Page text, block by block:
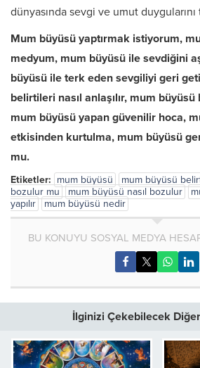
dünyasında sevgi ve umut
Mum büyüsü yaptırmak istiyorum,
medyum, mum büyüsü ile sevdiğini
büyüsü ile terk eden sevgiliyi geri
belirtileri nasıl anlaşılır, mum
mum büyüsü yapan güvenilir hoca,
etkisinden kurtulma, mum büyüsü
mu.
Etiketler: mum büyüsü mum büyüsü
bozulur mu
mum büyüsü nasıl bozulur
yapılır
mum büyüsü nedir
BU KONUYU SOSYAL MEDYA
İlginizi Çekebilecek